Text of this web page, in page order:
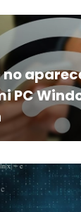
no
PC